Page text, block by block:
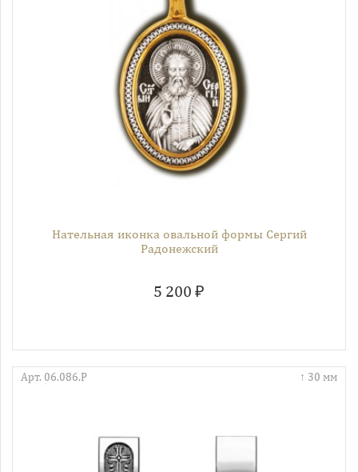
Нательная иконка овальной формы Сергий
Радонежский
5 200 ₽
30 мм
Арт. 06.086.Р